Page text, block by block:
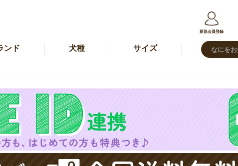
新規会員登録
ンド 犬種 サイズ